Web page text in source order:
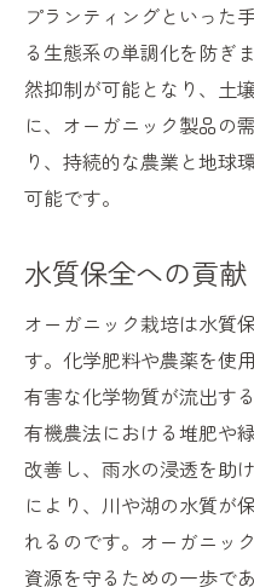
プランティングといった
る生態系の単調化を防ぎ
然抑制が可能となり、土
に、オーガニック製品の
り、持続的な農業と地球
可能です。
水質保全への貢献
オーガニック栽培は水質
す。化学肥料や農薬を使
有害な化学物質が流出す
有機農法における堆肥や
改善し、雨水の浸透を助
により、川や湖の水質が
れるのです。オーガニッ
資源を守るための一歩で